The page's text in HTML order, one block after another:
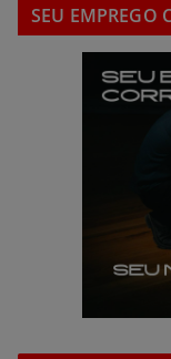
SEU EMPREGO